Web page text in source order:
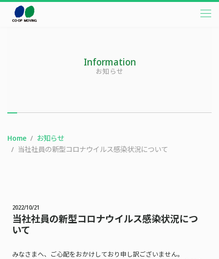
メ
本文までスキップする
Information
お知らせ
Home
お知らせ
当社社員の新型コロナウイルス感染状況について
2022/10/21
当社社員の新型コロナウイルス感染状況につ
いて
みなさまへ、ご心配をおかけしており申し訳ございません。